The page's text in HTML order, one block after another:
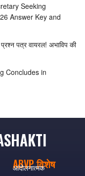
Seeking
Answer Key and
प्रश्न पत्र वायरल! अभाविप की
Concludes in
ABVP विशेष
आंदोलनात्मक